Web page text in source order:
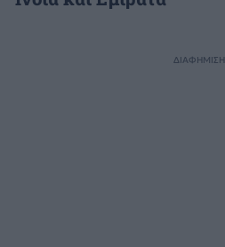
ΔΙΑΦΗΜΙΣΗ